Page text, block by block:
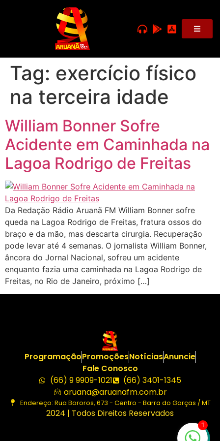
Tag: exercício físico
na terceira idade
William Bonner Sofre
Acidente em Caminhada na
Lagoa Rodrigo de Freitas
Da Redação Rádio Aruanã FM William Bonner sofre
queda na Lagoa Rodrigo de Freitas, fratura ossos do
braço e da mão, mas descarta cirurgia. Recuperação
pode levar até 4 semanas. O jornalista William Bonner,
âncora do Jornal Nacional, sofreu um acidente
enquanto fazia uma caminhada na Lagoa Rodrigo de
Freitas, no Rio de Janeiro, próximo […]
ProgramaçãoPromoçõesNotíciasAnuncie
Fale Conosco
(66) 9 9909-1021
(66) 3401-1345
aruana@aruanafm.com.br
Endereço: Rua Bororos, 673 - Centro - Barra do Garças / MT
2024 | Todos Direitos Reservados
1